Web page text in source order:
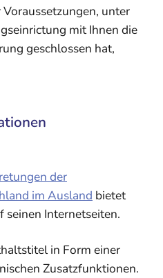
unter
mit Ihnen die
geschlossen hat,
der
im Ausland bietet
Internetseiten.
in Form einer
Zusatzfunktionen.